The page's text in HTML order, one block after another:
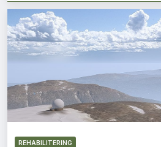
REHABILITERING